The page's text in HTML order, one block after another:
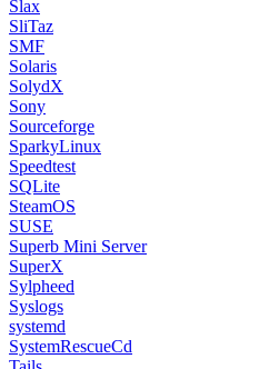
Slax
SliTaz
SMF
Solaris
SolydX
Sony
Sourceforge
SparkyLinux
Speedtest
SQLite
SteamOS
SUSE
Superb Mini Server
SuperX
Sylpheed
Syslogs
systemd
SystemRescueCd